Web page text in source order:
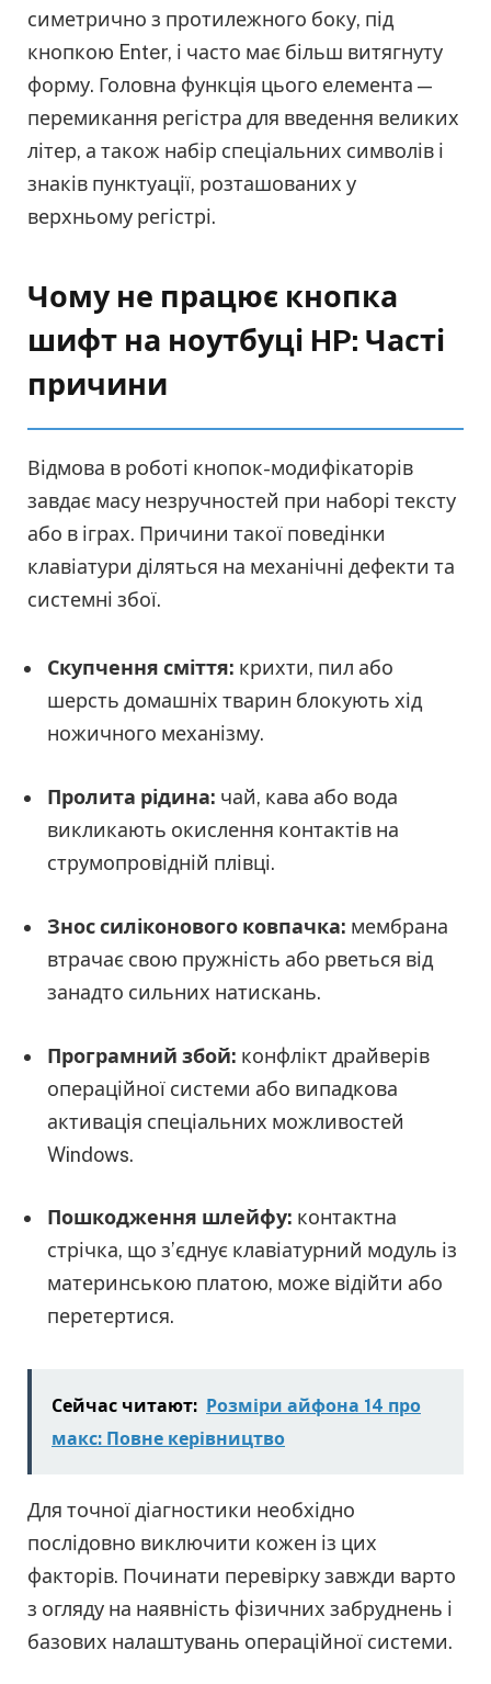
симетрично з протилежного боку, під
кнопкою Enter, і часто має більш витягнуту
форму. Головна функція цього елемента —
перемикання регістра для введення великих
літер, а також набір спеціальних символів і
знаків пунктуації, розташованих у
верхньому регістрі.
Чому не працює кнопка
шифт на ноутбуці HP: Часті
причини
Відмова в роботі кнопок-модифікаторів
завдає масу незручностей при наборі тексту
або в іграх. Причини такої поведінки
клавіатури діляться на механічні дефекти та
системні збої.
Скупчення сміття: крихти, пил або
шерсть домашніх тварин блокують хід
ножичного механізму.
Пролита рідина: чай, кава або вода
викликають окислення контактів на
струмопровідній плівці.
Знос силіконового ковпачка: мембрана
втрачає свою пружність або рветься від
занадто сильних натискань.
Програмний збой: конфлікт драйверів
операційної системи або випадкова
активація спеціальних можливостей
Windows.
Пошкодження шлейфу: контактна
стрічка, що з’єднує клавіатурний модуль із
материнською платою, може відійти або
перетертися.
Сейчас читают: Розміри айфона 14 про
макс: Повне керівництво
Для точної діагностики необхідно
послідовно виключити кожен із цих
факторів. Починати перевірку завжди варто
з огляду на наявність фізичних забруднень і
базових налаштувань операційної системи.